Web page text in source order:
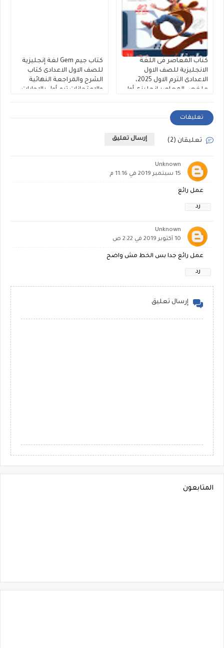
كتاب المعاصر فى اللغة
الانجليزية للصف الاول
الاعدادى الترم الاول 2025،
ملخص المعاصر انجليزى أولى
2025
كتاب جيم Gem لغة إنجليزية
للصف الاول الاعدادى كتاب
الشرح والمراجعة النهائية
والامتحانات ترم أول بالإجابات
تعليقات
تعليقان (2) إرسال تعليق
Unknown
15 سبتمبر 2019 في 11:16 م
عمل رائع
رد
Unknown
10 أكتوبر 2019 في 2:22 ص
عمل رائع جدا بس الخط مش واضح
رد
إرسال تعليق
المتابعون